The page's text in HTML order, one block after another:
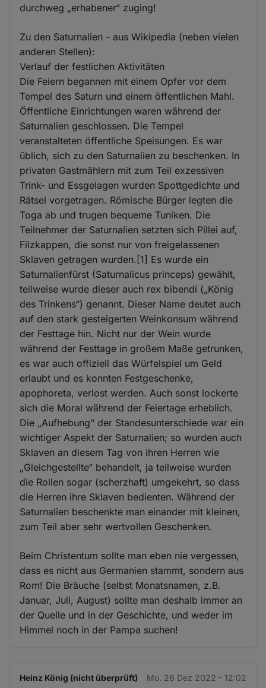
durchweg „erhabener“ zuging!
Zu den Saturnalien - aus Wikipedia (neben vielen
anderen Stellen):
Verlauf der festlichen Aktivitäten
Die Feiern begannen mit einem Opfer vor dem
Tempel des Saturn und einem öffentlichen Mahl.
Öffentliche Einrichtungen waren während der
Saturnalien geschlossen. Die Tempel
veranstalteten öffentliche Speisungen. Es war
üblich, sich zu den Saturnalien zu beschenken. In
privaten Gastmählern mit zum Teil exzessiven
Trink- und Essgelagen wurden Spottgedichte und
Rätsel vorgetragen. Römische Bürger legten die
Toga ab und trugen bequeme Tuniken. Die
Teilnehmer der Saturnalien setzten sich Pillei auf,
Filzkappen, die sonst nur von freigelassenen
Sklaven getragen wurden.[1] Es wurde ein
Saturnalienfürst (Saturnalicus princeps) gewählt,
teilweise wurde dieser auch rex bibendi („König
des Trinkens“) genannt. Dieser Name deutet auch
auf den stark gesteigerten Weinkonsum während
der Festtage hin. Nicht nur der Wein wurde
während der Festtage in großem Maße getrunken,
es war auch offiziell das Würfelspiel um Geld
erlaubt und es konnten Festgeschenke,
apophoreta, verlost werden. Auch sonst lockerte
sich die Moral während der Feiertage erheblich.
Die „Aufhebung“ der Standesunterschiede war ein
wichtiger Aspekt der Saturnalien; so wurden auch
Sklaven an diesem Tag von ihren Herren wie
„Gleichgestellte“ behandelt, ja teilweise wurden
die Rollen sogar (scherzhaft) umgekehrt, so dass
die Herren ihre Sklaven bedienten. Während der
Saturnalien beschenkte man einander mit kleinen,
zum Teil aber sehr wertvollen Geschenken.
Beim Christentum sollte man eben nie vergessen,
dass es nicht aus Germanien stammt, sondern aus
Rom! Die Bräuche (selbst Monatsnamen, z.B.
Januar, Juli, August) sollte man deshalb immer an
der Quelle und in der Geschichte, und weder im
Himmel noch in der Pampa suchen!
Heinz König (nicht überprüft) Mo. 26 Dez 2022 - 12:02